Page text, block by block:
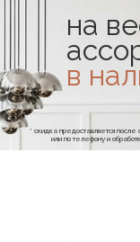
на
в
* скидка предоставляется
или по телефону и